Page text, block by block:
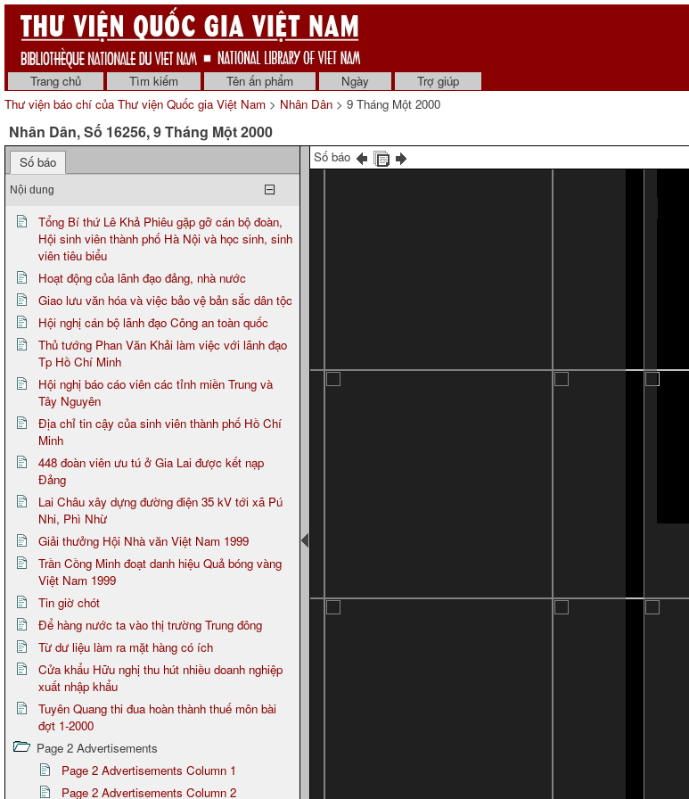
Trang chủ Tìm kiếm Tên ấn phẩm Ngày
Trợ giúp
Thư viện báo chí của Thư viện Quốc gia Việt Nam > Nhân Dân > 9 Tháng Một 2000
Nhân Dân, Số 16256, 9 Tháng Một 2000
Số báo
Nội dung
Tổng Bí thứ Lê Khả Phiêu gặp gỡ cán bộ đoàn,
Hội sinh viên thành phố Hà Nội và học sinh, sinh
viên tiêu biểu
Hoạt động của lãnh đạo đảng, nhà nước
Giao lưu văn hóa và việc bảo vệ bản sắc dân tộc
Hội nghị cán bộ lãnh đạo Công an toàn quốc
Thủ tướng Phan Văn Khải làm việc với lãnh đạo
Tp Hồ Chí Minh
Hội nghị báo cáo viên các tỉnh miền Trung và
Tây Nguyên
Địa chỉ tin cậy của sinh viên thành phố Hồ Chí
Minh
448 đoàn viên ưu tú ở Gia Lai được kết nạp
Đảng
Lai Châu xây dựng đường điện 35 kV tới xã Pú
Nhi, Phì Nhừ
Giải thưởng Hội Nhà văn Việt Nam 1999
Trần Cồng Minh đoạt danh hiệu Quả bóng vàng
Việt Nam 1999
Tin giờ chót
Để hàng nước ta vào thị trường Trung đông
Từ dư liệu làm ra mặt hàng có ích
Cửa khẩu Hữu nghị thu hút nhiều doanh nghiệp
xuất nhập khẩu
Tuyên Quang thi đua hoàn thành thuế môn bài
đợt 1-2000
Page 2 Advertisements
Page 2 Advertisements Column 1
Page 2 Advertisements Column 2
Số báo